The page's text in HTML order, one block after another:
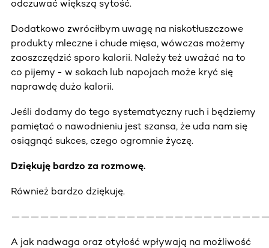
odczuwać większą sytość.
Dodatkowo zwróciłbym uwagę na niskotłuszczowe
produkty mleczne i chude mięsa, wówczas możemy
zaoszczędzić sporo kalorii. Należy też uważać na to
co pijemy - w sokach lub napojach może kryć się
naprawdę dużo kalorii.
Jeśli dodamy do tego systematyczny ruch i będziemy
pamiętać o nawodnieniu jest szansa, że uda nam się
osiągnąć sukces, czego ogromnie życzę.
Dziękuję bardzo za rozmowę.
Również bardzo dziękuję.
A jak nadwaga oraz otyłość wpływają na możliwość